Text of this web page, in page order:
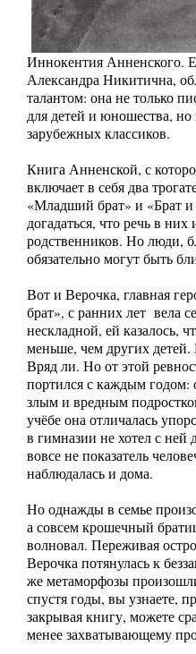
Иннокентия Анненского.
Александра Никитична,
талантом: она не только
для детей и юношества,
зарубежных классиков.
Книга Анненской, с
включает в себя два
«Младший брат» и «Брат
догадаться, что речь в
родственников. Но люди,
обязательно могут быть
Вот и Верочка, главная
брат», с ранних лет вела
нескладной, ей казалось,
меньше, чем других
Вряд ли. Но от этой
портился с каждым годом:
злым и вредным
учёбе она отличалась
в гимназии не хотел с ней
вовсе не показатель
наблюдалась и дома.
Но однажды в семье
а совсем крошечный
волновал. Переживая
Верочка потянулась к
же метаморфозы
спустя годы, вы узнаете,
закрывая книгу, можете
менее захватывающему